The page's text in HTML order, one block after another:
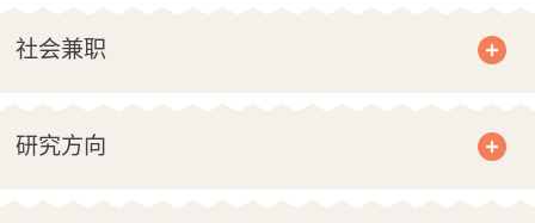
社会兼职
研究方向